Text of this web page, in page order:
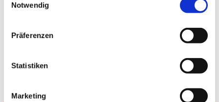
Notwendig
Präferenzen
Statistiken
Marketing